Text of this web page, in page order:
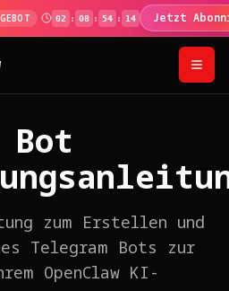
02 : 08 : 54 : 13 Jetzt
Bot
zum Erstellen und
Telegram Bots zur
OpenClaw KI-